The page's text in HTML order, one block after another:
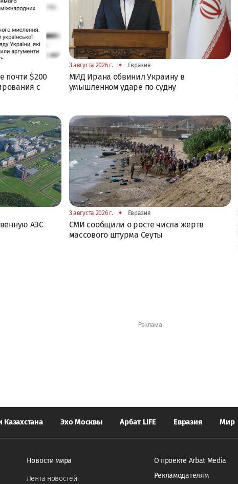
почти $200
с
3 августа 2026 г. • Евразия
МИД Ирана обвинил Украину в
умышленном ударе по судну
АЭС
3 августа 2026 г. • Евразия
СМИ сообщили о росте числа жертв
массового штурма Сеуты
Казахстана Эхо Москвы Арбат LIFE Евразия Мир
Новости мира
Лента новостей
О проекте Arbat Media
Рекламодателям